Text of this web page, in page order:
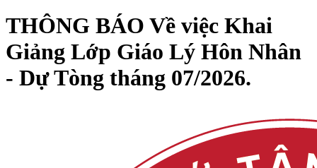
THÔNG BÁO Về việc Khai
Giảng Lớp Giáo Lý Hôn Nhân
- Dự Tòng tháng 07/2026.